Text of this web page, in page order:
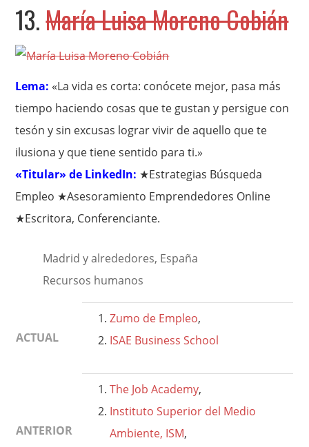
13.María Luisa Moreno Cobián
Lema: «La vida es corta: conócete mejor, pasa más
tiempo haciendo cosas que te gustan y persigue con
tesón y sin excusas lograr vivir de aquello que te
ilusiona y que tiene sentido para ti.»
«Titular» de LinkedIn: ★Estrategias Búsqueda
Empleo ★Asesoramiento Emprendedores Online
★Escritora, Conferenciante.
Madrid y alrededores, España
Recursos humanos
ACTUAL
Zumo de Empleo,
ISAE Business School
ANTERIOR
The Job Academy,
Instituto Superior del Medio
Ambiente, ISM,